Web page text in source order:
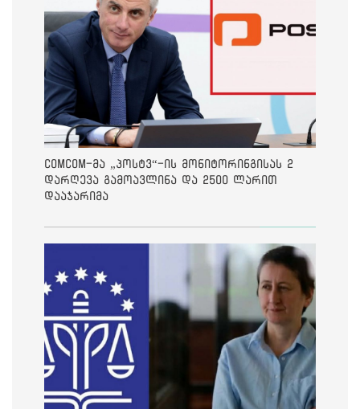
ComCom-მა „პოსტვ“-ის მონიტორინგისას 2
დარღევა გამოავლინა და 2500 ლარით
დააჯარიმა